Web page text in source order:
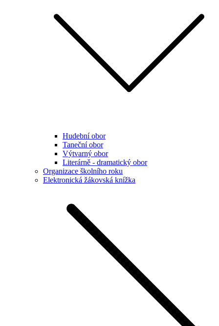
Hudební obor
Taneční obor
Výtvarný obor
Literárně - dramatický obor
Organizace školního roku
Elektronická žákovská knížka